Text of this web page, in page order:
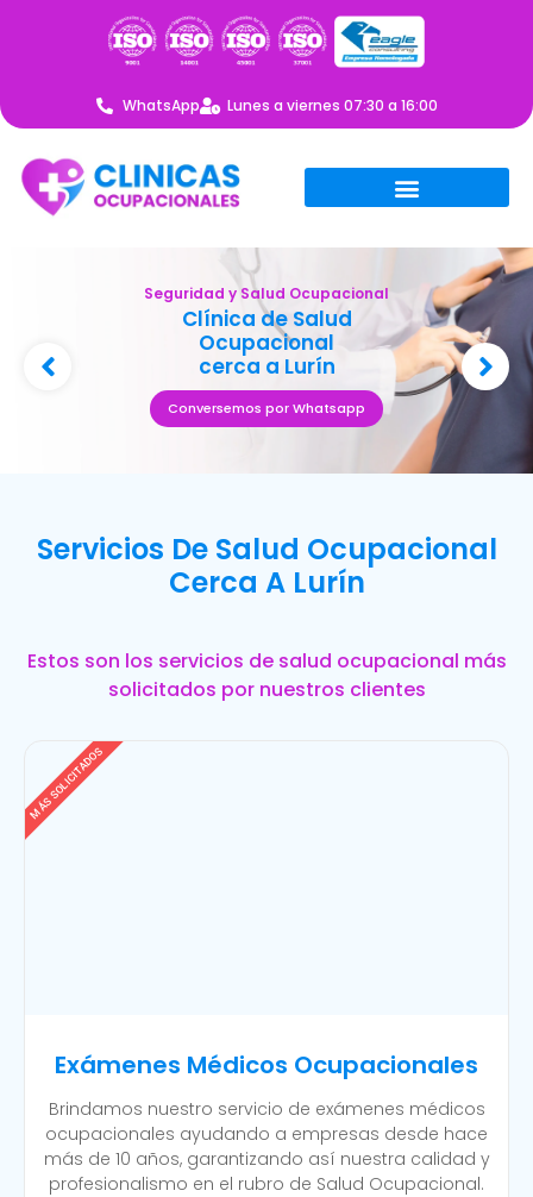
WhatsApp Lunes a viernes 07:30 a 16:00
Servicios De Salud Ocupacional
Cerca A Lurín
Estos son los servicios de salud ocupacional más
solicitados por nuestros clientes
Exámenes Médicos Ocupacionales
Brindamos nuestro servicio de exámenes médicos
ocupacionales ayudando a empresas desde hace
más de 10 años, garantizando así nuestra calidad y
profesionalismo en el rubro de Salud Ocupacional.
MÁS SOLICITADOS